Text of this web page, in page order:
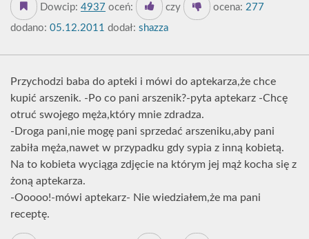
Dowcip: 4937 oceń: czy ocena: 277
dodano: 05.12.2011 dodał: shazza
Przychodzi baba do apteki i mówi do aptekarza,że chce
kupić arszenik. -Po co pani arszenik?-pyta aptekarz -Chcę
otruć swojego męża,który mnie zdradza.
-Droga pani,nie mogę pani sprzedać arszeniku,aby pani
zabiła męża,nawet w przypadku gdy sypia z inną kobietą.
Na to kobieta wyciąga zdjęcie na którym jej mąż kocha się z
żoną aptekarza.
-Ooooo!-mówi aptekarz- Nie wiedziałem,że ma pani
receptę.